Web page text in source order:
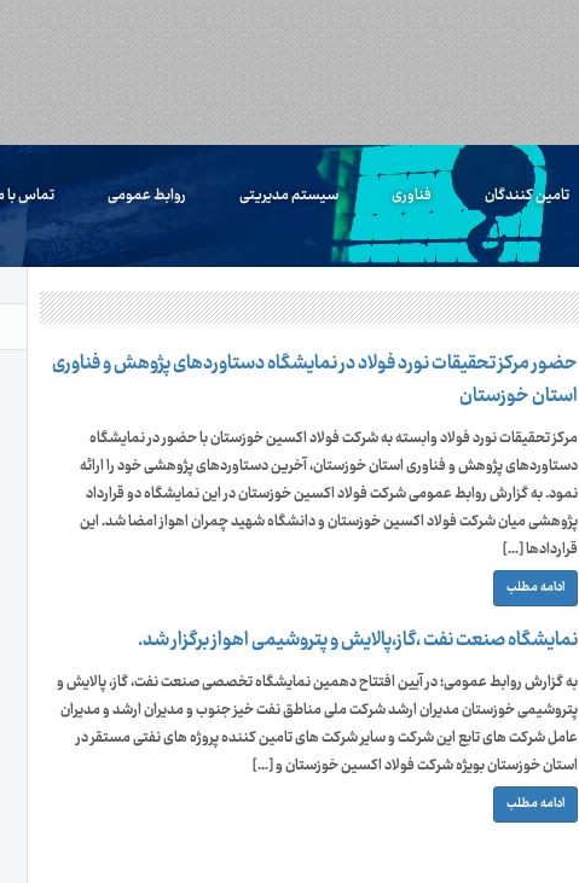
تامین کنندگان فناوری سیستم مدیریتی روابط عمومی تماس با
حضور مرکز تحقیقات نورد فولاد در نمایشگاه دستاوردهای پژوهش و فناوری
استان خوزستان
مرکز تحقیقات نورد فولاد وابسته به شرکت فولاد اکسین خوزستان با حضور در نمایشگاه
دستاوردهای پژوهش و فناوری استان خوزستان، آخرین دستاوردهای پژوهشی خود را ارائه
نمود. به گزارش روابط عمومی شرکت فولاد اکسین خوزستان در این نمایشگاه دو قرارداد
پژوهشی میان شرکت فولاد اکسین خوزستان و دانشگاه شهید چمران اهواز امضا شد. این
قراردادها […]
ادامه مطلب
نمایشگاه صنعت نفت ،گاز،پالایش و پتروشیمی اهواز برگزار شد.
به گزارش روابط عمومی؛ در آیین افتتاح دهمین نمایشگاه تخصصی صنعت نفت، گاز، پالایش و
پتروشیمی خوزستان مدیران ارشد شرکت ملی مناطق نفت خیز جنوب و مدیران ارشد و مدیران
عامل شرکت های تابع این شرکت و سایر شرکت های تامین کننده پروژه های نفتی مستقر در
استان خوزستان بویژه شرکت فولاد اکسین خوزستان و […]
ادامه مطلب